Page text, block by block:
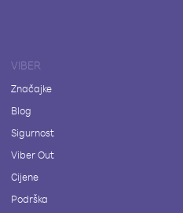
VIBER
Značajke
Blog
Sigurnost
Viber Out
Cijene
Podrška